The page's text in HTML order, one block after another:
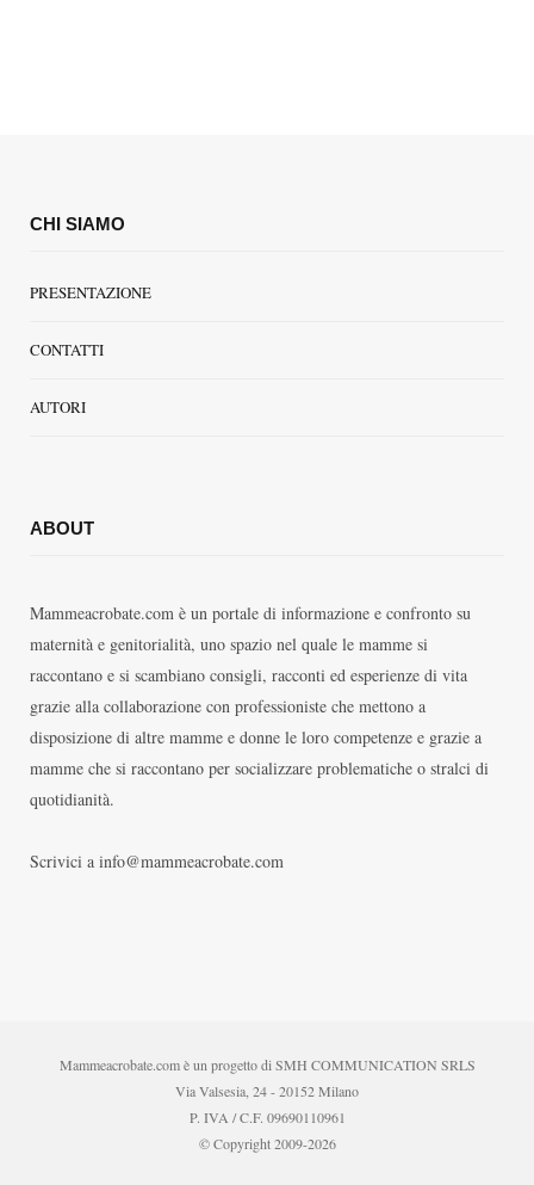
CHI SIAMO
PRESENTAZIONE
CONTATTI
AUTORI
ABOUT
Mammeacrobate.com è un portale di informazione e confronto su
maternità e genitorialità, uno spazio nel quale le mamme si
raccontano e si scambiano consigli, racconti ed esperienze di vita
grazie alla collaborazione con professioniste che mettono a
disposizione di altre mamme e donne le loro competenze e grazie a
mamme che si raccontano per socializzare problematiche o stralci di
quotidianità.
Scrivici a info@mammeacrobate.com
Mammeacrobate.com è un progetto di SMH COMMUNICATION SRLS
Via Valsesia, 24 - 20152 Milano
P. IVA / C.F. 09690110961
© Copyright 2009-2026